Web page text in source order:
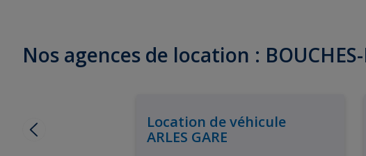
Nos agences de location :
Location de véhicule
ARLES GARE